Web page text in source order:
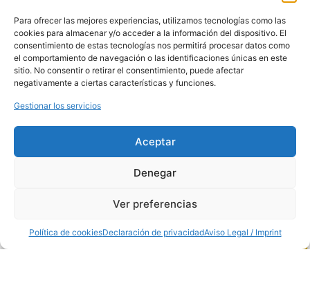
Para ofrecer las mejores experiencias, utilizamos tecnologías como las
cookies para almacenar y/o acceder a la información del dispositivo. El
consentimiento de estas tecnologías nos permitirá procesar datos como
el comportamiento de navegación o las identificaciones únicas en este
sitio. No consentir o retirar el consentimiento, puede afectar
negativamente a ciertas características y funciones.
Gestionar los servicios
Aceptar
Denegar
Ver preferencias
Política de cookiesDeclaración de privacidadAviso Legal / Imprint
Teléfono:
91 681
70 12
Horario: de 8:00
a 14:00
PUESTO
MERCAMADRID
Nave de
Puesto 15